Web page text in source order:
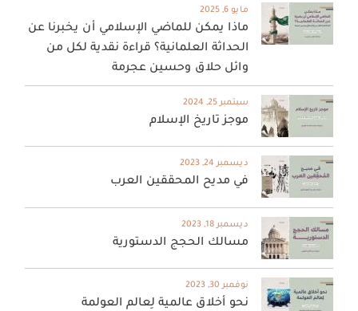
مايو 6, 2025
ماذا يمكن للماضي الإسلامي أن يخبرنا عن
الحداثة العلمانية؟ قراءة نقدية لكل من
وائل حلاق وحسين عجرمة
سبتمبر 25, 2024
موجز تاريخ الإسلام
ديسمبر 24, 2023
في مديح المحققين العرب
ديسمبر 18, 2023
مسالك الحجج الدستورية
نوفمبر 30, 2023
نحو أخلاق عالمية لِعالم العولمة